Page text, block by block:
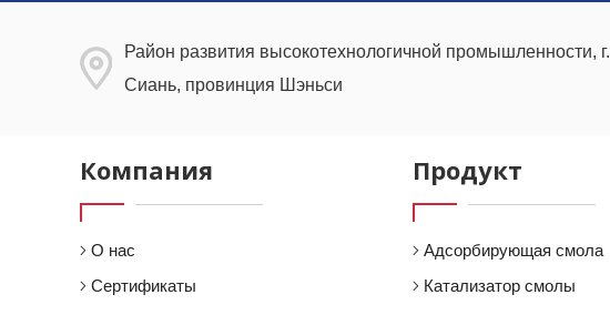
Район развития высокотехнологичной промышленности, г.
Сиань, провинция Шэньси
Компания
О нас
Сертификаты
Продукт
Адсорбирующая смола
Катализатор смолы